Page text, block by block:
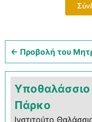
← Προβολή του
Υποθαλάσσιο
Πάρκο
Ινστιτούτο